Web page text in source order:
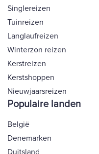
Singlereizen
Tuinreizen
Langlaufreizen
Winterzon reizen
Kerstreizen
Kerstshoppen
Nieuwjaarsreizen
Populaire landen
België
Denemarken
Duitsland